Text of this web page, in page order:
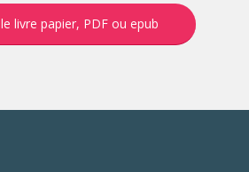
livre papier, PDF ou epub